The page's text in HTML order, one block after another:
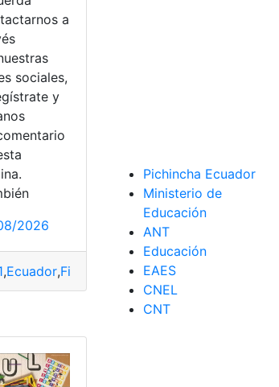
Libros,Libros del ministerio de educación
Ecuador Educación Libros ,Ministerio de
a
sociales,
y
2026
,Ecuador,Filosofía Libro,MINEDUC
Pichincha Ecuador
Ministerio de
Educación
ANT
Educación
EAES
CNEL
CNT